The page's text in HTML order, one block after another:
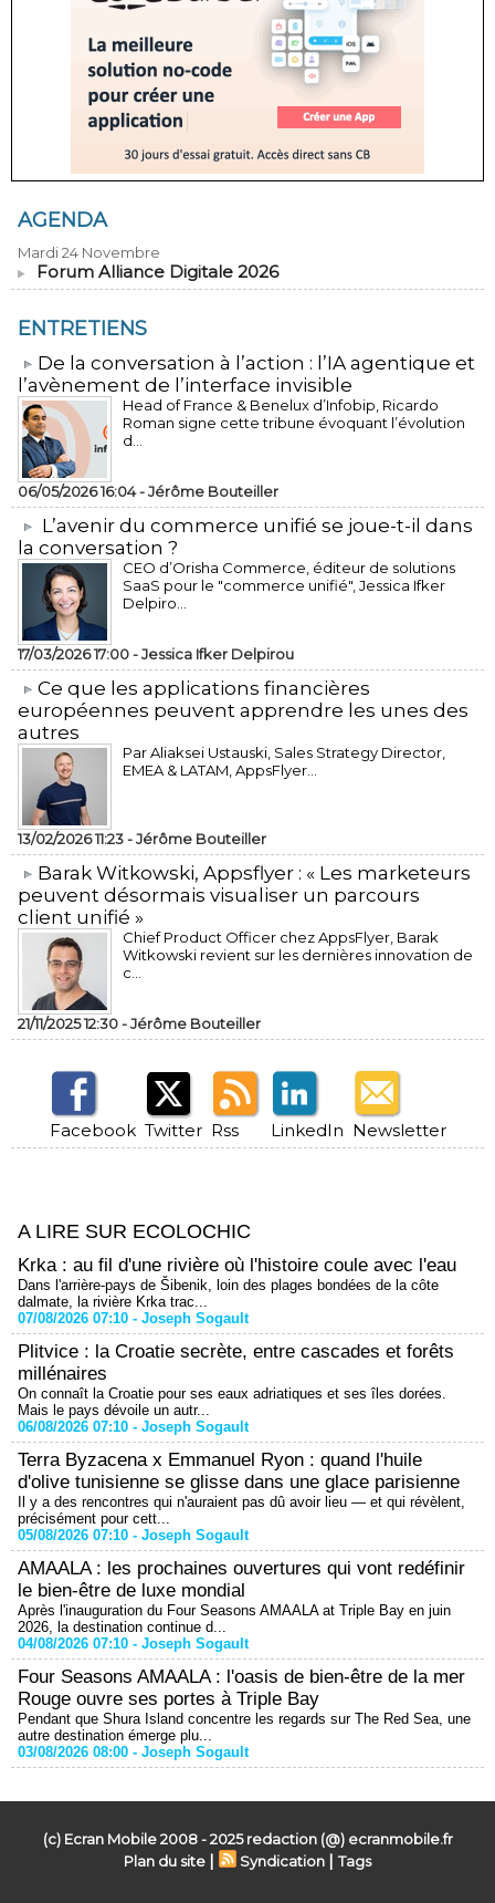
AGENDA
Mardi 24 Novembre
Forum Alliance Digitale 2026
ENTRETIENS
​De la conversation à l’action : l’IA agentique et
l’avènement de l’interface invisible
Head of France & Benelux d’Infobip, Ricardo
Roman signe cette tribune évoquant l’évolution
d...
06/05/2026 16:04 -Jérôme Bouteiller
L’avenir du commerce unifié se joue-t-il dans
la conversation ?
CEO d’Orisha Commerce, éditeur de solutions
SaaS pour le "commerce unifié", Jessica Ifker
Delpiro...
17/03/2026 17:00 -Jessica Ifker Delpirou
​Ce que les applications financières
européennes peuvent apprendre les unes des
autres
Par Aliaksei Ustauski, Sales Strategy Director,
EMEA & LATAM, AppsFlyer...
13/02/2026 11:23 -Jérôme Bouteiller
​Barak Witkowski, Appsflyer : « Les marketeurs
peuvent désormais visualiser un parcours
client unifié »
Chief Product Officer chez AppsFlyer, ​Barak
Witkowski revient sur les dernières innovation de
c...
21/11/2025 12:30 -Jérôme Bouteiller
Facebook Twitter Rss LinkedIn Newsletter
A LIRE SUR ECOLOCHIC
Krka : au fil d'une rivière où l'histoire coule avec l'eau
Dans l'arrière-pays de Šibenik, loin des plages bondées de la côte
dalmate, la rivière Krka trac...
07/08/2026 07:10 - Joseph Sogault
Plitvice : la Croatie secrète, entre cascades et forêts
millénaires
On connaît la Croatie pour ses eaux adriatiques et ses îles dorées.
Mais le pays dévoile un autr...
06/08/2026 07:10 - Joseph Sogault
Terra Byzacena x Emmanuel Ryon : quand l'huile
d'olive tunisienne se glisse dans une glace parisienne
Il y a des rencontres qui n'auraient pas dû avoir lieu — et qui révèlent,
précisément pour cett...
05/08/2026 07:10 - Joseph Sogault
AMAALA : les prochaines ouvertures qui vont redéfinir
le bien-être de luxe mondial
Après l'inauguration du Four Seasons AMAALA at Triple Bay en juin
2026, la destination continue d...
04/08/2026 07:10 - Joseph Sogault
Four Seasons AMAALA : l'oasis de bien-être de la mer
Rouge ouvre ses portes à Triple Bay
Pendant que Shura Island concentre les regards sur The Red Sea, une
autre destination émerge plu...
03/08/2026 08:00 - Joseph Sogault
(c) Ecran Mobile 2008 - 2025 redaction (@) ecranmobile.fr
Plan du site | Syndication |Tags